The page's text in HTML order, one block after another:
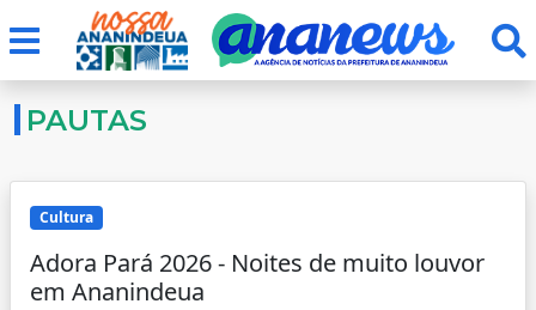
PAUTAS
Cultura
Adora Pará 2026 - Noites de muito louvor
em Ananindeua